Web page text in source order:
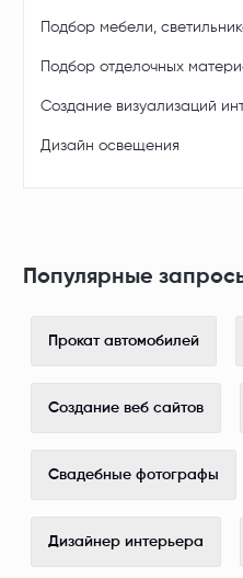
Подбор мебели,
Подбор отделочных
Создание визуализаций
Дизайн освещения
Популярные
Прокат автомобилей
Создание веб сайтов
Свадебные фотографы
Дизайнер интерьера